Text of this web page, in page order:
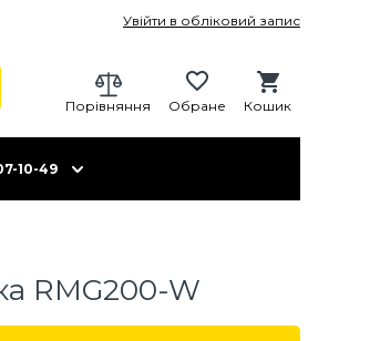
Увійти в обліковий запис
Кошик
Обране
Порівняння
10-49
RMG200-W